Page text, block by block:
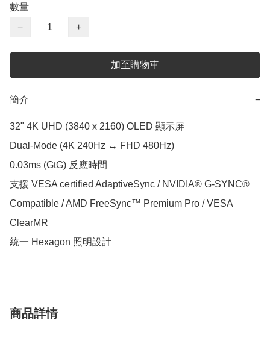
數量
−
+
加至購物車
簡介 −
32" 4K UHD (3840 x 2160) OLED 顯示屏
Dual-Mode (4K 240Hz ↔ FHD 480Hz)
0.03ms (GtG) 反應時間
支援 VESA certified AdaptiveSync / NVIDIA® G-SYNC®
Compatible / AMD FreeSync™ Premium Pro / VESA
ClearMR
統一 Hexagon 照明設計
商品詳情